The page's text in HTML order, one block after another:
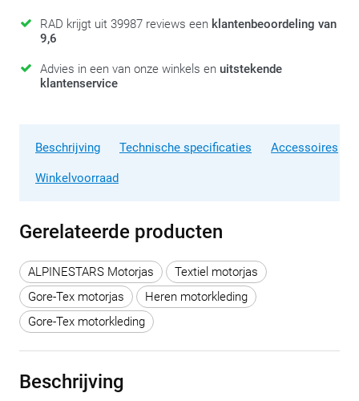
RAD krijgt uit 39987 reviews een klantenbeoordeling van
9,6
Advies in een van onze winkels en uitstekende
klantenservice
Beschrijving Technische specificaties Accessoires
Winkelvoorraad
Gerelateerde producten
ALPINESTARS Motorjas
Textiel motorjas
Gore-Tex motorjas
Heren motorkleding
Gore-Tex motorkleding
Beschrijving